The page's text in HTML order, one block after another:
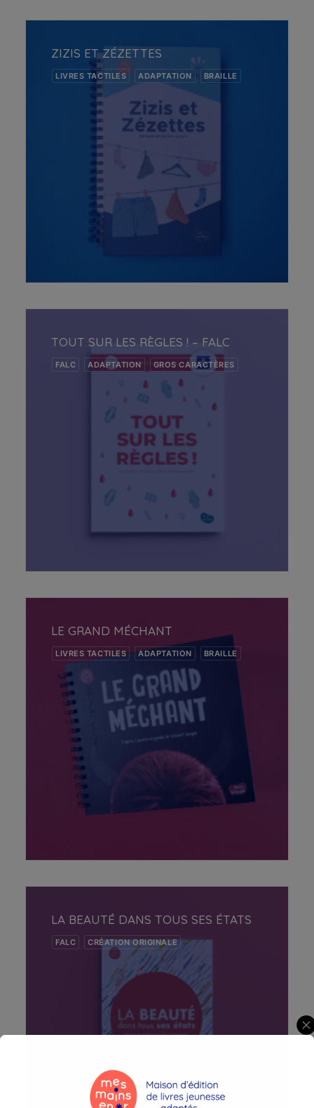
ZIZIS ET ZÉZETTES
LIVRES TACTILES ADAPTATION BRAILLE
TOUT SUR LES RÈGLES ! – FALC
FALC ADAPTATION GROS CARACTÈRES
LE GRAND MÉCHANT
LIVRES TACTILES ADAPTATION BRAILLE
LA BEAUTÉ DANS TOUS SES ÉTATS
FALC CRÉATION ORIGINALE